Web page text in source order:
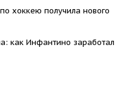
хоккею получила нового
как Инфантино заработал